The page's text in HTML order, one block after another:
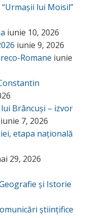
lui Moisil”
iunie 10, 2026
iunie 9, 2026
Romane iunie
Brâncuși – izvor
iunie 7, 2026
etapa națională
29, 2026
și Istorie
științifice